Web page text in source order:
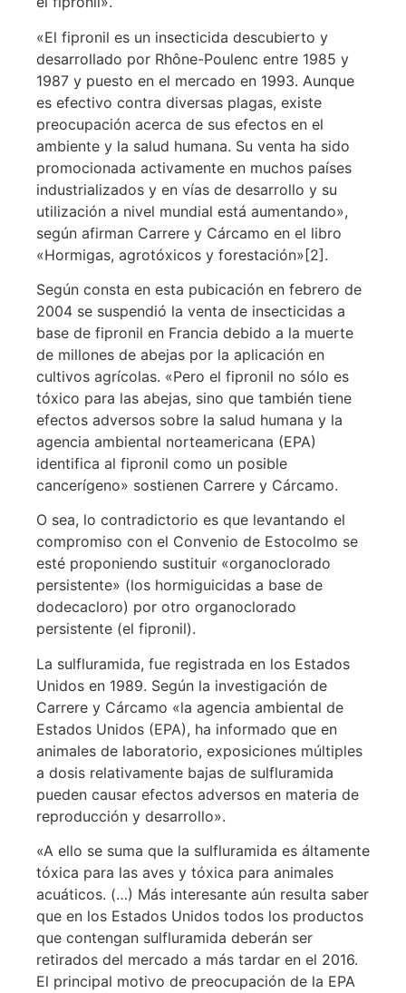
«El fipronil es un insecticida descubierto y
desarrollado por Rhône-Poulenc entre 1985 y
1987 y puesto en el mercado en 1993. Aunque
es efectivo contra diversas plagas, existe
preocupación acerca de sus efectos en el
ambiente y la salud humana. Su venta ha sido
promocionada activamente en muchos países
industrializados y en vías de desarrollo y su
utilización a nivel mundial está aumentando»,
según afirman Carrere y Cárcamo en el libro
«Hormigas, agrotóxicos y forestación»[2].
Según consta en esta pubicación en febrero de
2004 se suspendió la venta de insecticidas a
base de fipronil en Francia debido a la muerte
de millones de abejas por la aplicación en
cultivos agrícolas. «Pero el fipronil no sólo es
tóxico para las abejas, sino que también tiene
efectos adversos sobre la salud humana y la
agencia ambiental norteamericana (EPA)
identifica al fipronil como un posible
cancerígeno» sostienen Carrere y Cárcamo.
O sea, lo contradictorio es que levantando el
compromiso con el Convenio de Estocolmo se
esté proponiendo sustituir «organoclorado
persistente» (los hormiguicidas a base de
dodecacloro) por otro organoclorado
persistente (el fipronil).
La sulfluramida, fue registrada en los Estados
Unidos en 1989. Según la investigación de
Carrere y Cárcamo «la agencia ambiental de
Estados Unidos (EPA), ha informado que en
animales de laboratorio, exposiciones múltiples
a dosis relativamente bajas de sulfluramida
pueden causar efectos adversos en materia de
reproducción y desarrollo».
«A ello se suma que la sulfluramida es áltamente
tóxica para las aves y tóxica para animales
acuáticos. (…) Más interesante aún resulta saber
que en los Estados Unidos todos los productos
que contengan sulfluramida deberán ser
retirados del mercado a más tardar en el 2016.
El principal motivo de preocupación de la EPA